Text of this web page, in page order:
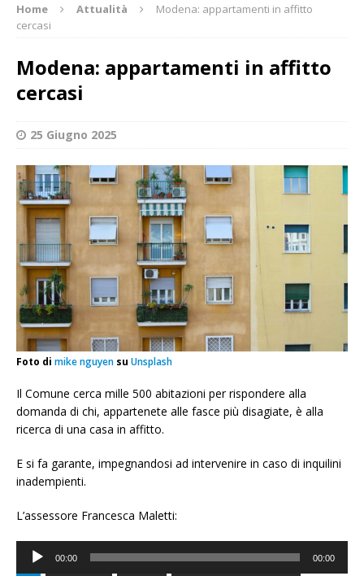
Home Attualità
Modena: appartamenti in affitto
cercasi
Modena: appartamenti in affitto
cercasi
25 Giugno 2025
Foto di mike nguyen su Unsplash
Il Comune cerca mille 500 abitazioni per rispondere alla
domanda di chi, appartenete alle fasce più disagiate, è alla
ricerca di una casa in affitto.
E si fa garante, impegnandosi ad intervenire in caso di inquilini
inadempienti.
L’assessore Francesca Maletti:
Audio
Player
00:00 00:00